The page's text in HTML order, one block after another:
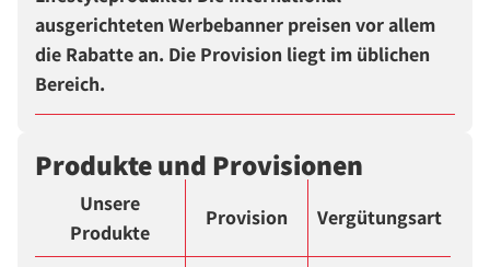
ausgerichteten Werbebanner preisen vor allem
die Rabatte an. Die Provision liegt im üblichen
Bereich.
Produkte und Provisionen
Unsere
Produkte
Provision Vergütungsart